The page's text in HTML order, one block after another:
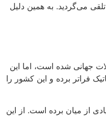
می‌گردید. به همین دلیل
جهانی شده است، اما این
فراتر برده و این کشور را
از میان برده است. از این